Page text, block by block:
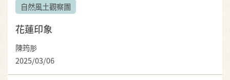
自然風土觀察團
花蓮印象
陳筠肜
2025/03/06